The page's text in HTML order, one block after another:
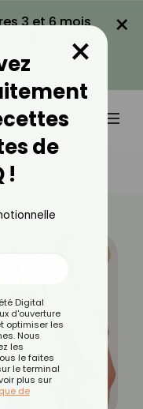
3 et 6 mois
×
Son Corps ?
de
!
×
Digital
d'ouverture
optimiser les
Nous
les
le faites
le terminal
plus sur
de